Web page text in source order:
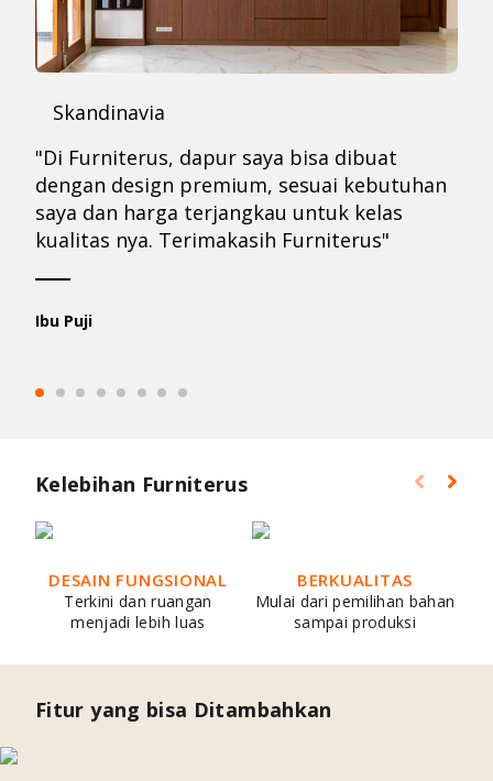
Skandinavia
"Di Furniterus, dapur saya bisa dibuat
dengan design premium, sesuai kebutuhan
saya dan harga terjangkau untuk kelas
kualitas nya. Terimakasih Furniterus"
Ibu Puji
Kelebihan Furniterus
DESAIN FUNGSIONAL
Terkini dan ruangan
menjadi lebih luas
BERKUALITAS
Mulai dari pemilihan bahan
sampai produksi
Fitur yang bisa Ditambahkan